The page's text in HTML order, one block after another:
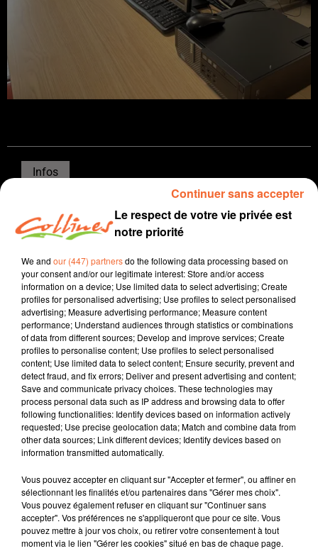
Infos
JOURNAL DU MERCREDI 03 SEPTEMBRE ( SOIR )
Patrice Bémanangy
L'info près de chez vous
Depuis mars dernier, l’Urssaf a fait son apparition dans
les Maisons France Services des Deux-Sèvres afin de
faciliter les démarches comme c'est le cas à
Moncoutant sur Sèvre ( photo ).
La Chambre de Métiers et de l'Artisanat Nouvelle-
Aquitaine - Deux-Sèvres organise la 20ème édition du
concours Trophées des Femmes. Les candidatures
sont ouvertes.
La rentrée des enseignants du Conservatoire de
Musique du Bocage Bressuirais hier aven en leitmotiv
avancer collectivement.
L’association des Discrets Minets de Thouars
organisera sa collecte de produits alimentaires au
Leclerc ce vendredi et samedi pour les chats qu’elle
recueille et soigne.
Le respect de votre vie privée est
notre priorité
We and our (447) partnersdo the following data processing based on
your consent and/or our legitimate interest: Store and/or access
information on a device; Use limited data to select advertising; Create
profiles for personalised advertising; Use profiles to select personalised
advertising; Measure advertising performance; Measure content
performance; Understand audiences through statistics or combinations
of data from different sources; Develop and improve services; Create
profiles to personalise content; Use profiles to select personalised
content; Use limited data to select content; Ensure security, prevent and
detect fraud, and fix errors; Deliver and present advertising and content;
Save and communicate privacy choices. These technologies may
process personal data such as IP address and browsing data to offer
following functionalities: Identify devices based on information actively
requested; Use precise geolocation data; Match and combine data from
other data sources; Link different devices; Identify devices based on
information transmitted automatically.
Vous pouvez accepter en cliquant sur "Accepter et fermer", ou affiner en
sélectionnant les finalités et/ou partenaires dans "Gérer mes choix".
Vous pouvez également refuser en cliquant sur "Continuer sans
accepter". Vos préférences ne s'appliqueront que pour ce site. Vous
pouvez mettre à jour vos choix, ou retirer votre consentement à tout
moment via le lien "Gérer les cookies" situé en bas de chaque page.
Continuer sans accepter